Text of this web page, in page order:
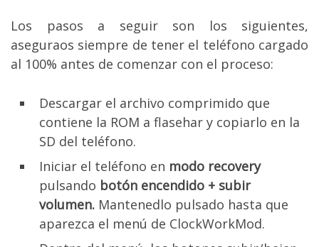
Los pasos a seguir son los siguientes,
aseguraos siempre de tener el teléfono cargado
al 100% antes de comenzar con el proceso:
Descargar el archivo comprimido que
contiene la ROM a flasehar y copiarlo en la
SD del teléfono.
Iniciar el teléfono en modo recovery
pulsando botón encendido + subir
volumen. Mantenedlo pulsado hasta que
aparezca el menú de ClockWorkMod.